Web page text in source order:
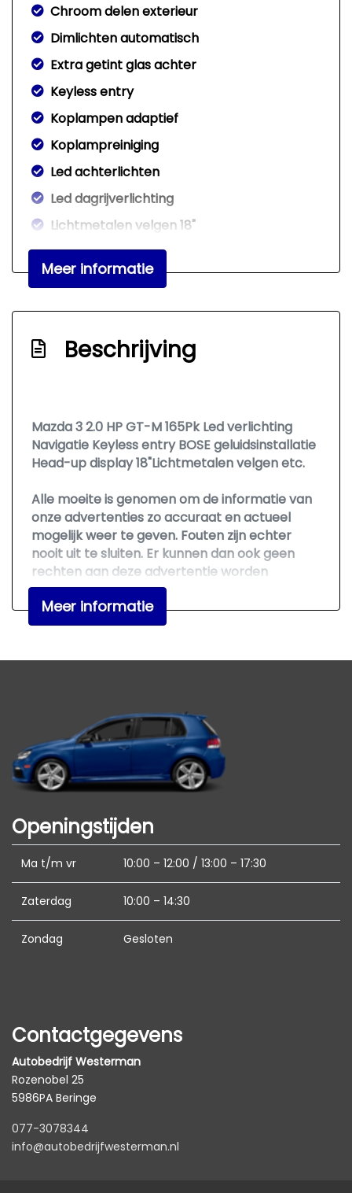
Chroom delen exterieur
Dimlichten automatisch
Extra getint glas achter
Keyless entry
Koplampen adaptief
Koplampreiniging
Led achterlichten
Led dagrijverlichting
Lichtmetalen velgen 18"
Metaalkleur
Mistlampen voor
Interieur
Armsteun voor
Bestuurdersstoel in hoogte verstelbaar
Cruise control adaptief
Elektrisch verstelbare bestuurdersstoel
Elektrische ramen voor en achter
Lederen bekleding
Lendesteun(en) verstelbaar
Anti blokkeer systeem
Anti doorslip regeling
Bestuurdersairbag
Bluetooth
Dodehoek detectie
Elektronisch stabiliteits programma
Elektronische remkrachtverdeling
Hoofd airbag(s) achter
Hoofd airbag(s) voor
Meer informatie
Beschrijving
Mazda 3 2.0 HP GT-M 165Pk Led verlichting
Navigatie Keyless entry BOSE geluidsinstallatie
Head-up display 18"Lichtmetalen velgen etc.
Alle moeite is genomen om de informatie van
onze advertenties zo accuraat en actueel
mogelijk weer te geven. Fouten zijn echter
nooit uit te sluiten. Er kunnen dan ook geen
rechten aan deze advertentie worden
ontleend. Vertrouwt u daarom niet alleen op
deze informatie, maar controleer bij aankoop
de zaken die uw beslissing zouden kunnen
Meer informatie
Openingstijden
Ma t/m vr 10:00 – 12:00 / 13:00 – 17:30
Zaterdag 10:00 – 14:30
Zondag Gesloten
Contactgegevens
Autobedrijf Westerman
Rozenobel 25
5986PA Beringe
077-3078344
info@autobedrijfwesterman.nl